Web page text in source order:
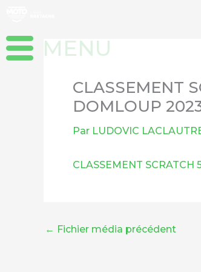
contenu
CLASSEMENT
DOMLOUP
Par LUDOVIC
CLASSEMENT SCRATCH
← Fichier média précédent